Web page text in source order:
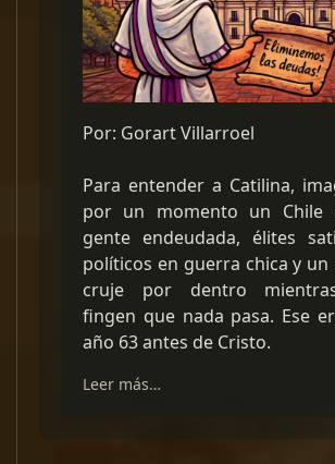
Por: Gorart Villarroel
Para entender a Catilina,
por un momento un Chile
gente endeudada, élites
políticos en guerra chica y un
cruje por dentro
fingen que nada pasa. Ese
año 63 antes de Cristo.
Leer más…